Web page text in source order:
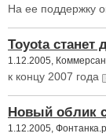
На ее поддержку
Toyota станет
1.12.2005,
к концу 2007 года
Новый облик
1.12.2005,